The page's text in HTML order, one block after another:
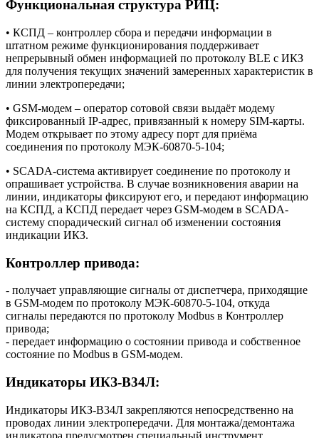
Функциональная структура РИЦ:
• КСПД – контроллер сбора и передачи информации в
штатном режиме функционирования поддерживает
непрерывный обмен информацией по протоколу BLE с ИКЗ
для получения текущих значений замеренных характеристик в
линии электропередачи;
• GSM-модем – оператор сотовой связи выдаёт модему
фиксированный IP-адрес, привязанный к номеру SIM-карты.
Модем открывает по этому адресу порт для приёма
соединения по протоколу МЭК-60870-5-104;
• SCADA-система активирует соединение по протоколу и
опрашивает устройства. В случае возникновения аварии на
линии, индикаторы фиксируют его, и передают информацию
на КСПД, а КСПД передает через GSM-модем в SCADA-
систему спорадический сигнал об изменении состояния
индикации ИКЗ.
Контроллер привода:
- получает управляющие сигналы от диспетчера, приходящие
в GSM-модем по протоколу МЭК-60870-5-104, откуда
сигналы передаются по протоколу Modbus в Контроллер
привода;
- передает информацию о состоянии привода и собственное
состояние по Modbus в GSM-модем.
Индикаторы ИКЗ-В34Л:
Индикаторы ИКЗ-В34Л закрепляются непосредственно на
проводах линии электропередачи. Для монтажа/демонтажа
индикатора предусмотрен специальный инструмент,